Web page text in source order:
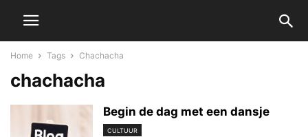
Home Tags Chachacha
chachacha
Begin de dag met een dansje
CULTUUR